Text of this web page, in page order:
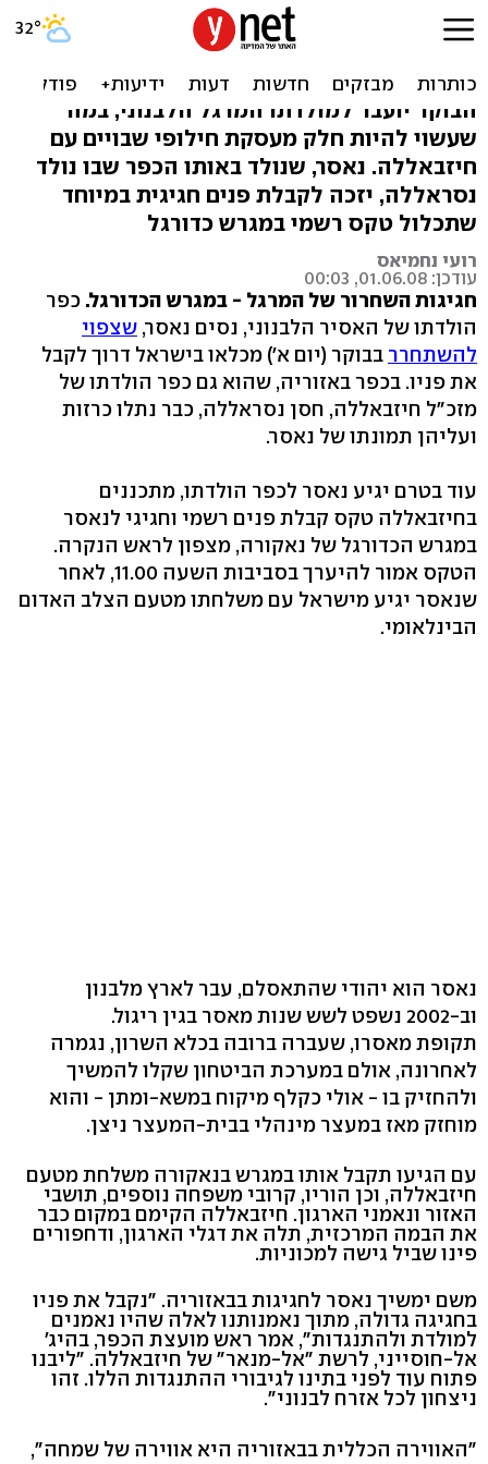
חיזבאללה מציג: פסטיבל
השחרור של נסים נאסר
הבוקר יועבר למולדתו המרגל הלבנוני, במה
שעשוי להיות חלק מעסקת חילופי שבויים עם
חיזבאללה. נאסר, שנולד באותו הכפר שבו נולד
נסראללה, יזכה לקבלת פנים חגיגית במיוחד
שתכלול טקס רשמי במגרש כדורגל
רועי נחמיאס
עודכן: 01.06.08, 00:03
חגיגות השחרור של המרגל - במגרש הכדורגל. כפר
הולדתו של האסיר הלבנוני, נסים נאסר, שצפוי
להשתחרר בבוקר (יום א') מכלאו בישראל דרוך לקבל
את פניו. בכפר באזוריה, שהוא גם כפר הולדתו של
מזכ"ל חיזבאללה, חסן נסראללה, כבר נתלו כרזות
ועליהן תמונתו של נאסר.
עוד בטרם יגיע נאסר לכפר הולדתו, מתכננים
בחיזבאללה טקס קבלת פנים רשמי וחגיגי לנאסר
במגרש הכדורגל של נאקורה, מצפון לראש הנקרה.
הטקס אמור להיערך בסביבות השעה 11.00, לאחר
שנאסר יגיע מישראל עם משלחתו מטעם הצלב האדום
הבינלאומי.
נאסר הוא יהודי שהתאסלם, עבר לארץ מלבנון
וב-2002 נשפט לשש שנות מאסר בגין ריגול.
תקופת מאסרו, שעברה ברובה בכלא השרון, נגמרה
לאחרונה, אולם במערכת הביטחון שקלו להמשיך
ולהחזיק בו - אולי כקלף מיקוח במשא-ומתן - והוא
מוחזק מאז במעצר מינהלי בבית-המעצר ניצן.
עם הגיעו תקבל אותו במגרש בנאקורה משלחת מטעם
חיזבאללה, וכן הוריו, קרובי משפחה נוספים, תושבי
האזור ונאמני הארגון. חיזבאללה הקימם במקום כבר
את הבמה המרכזית, תלה את דגלי הארגון, ודחפורים
פינו שביל גישה למכוניות.
משם ימשיך נאסר לחגיגות בבאזוריה. "נקבל את פניו
בחגיגה גדולה, מתוך נאמנותנו לאלה שהיו נאמנים
למולדת ולהתנגדות", אמר ראש מועצת הכפר, בהיג'
אל-חוסייני, לרשת "אל-מנאר" של חיזבאללה. "ליבנו
פתוח עוד לפני בתינו לגיבורי ההתנגדות הללו. זהו
ניצחון לכל אזרח לבנוני".
"האווירה הכללית בבאזוריה היא אווירה של שמחה",